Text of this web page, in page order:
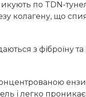
по TDN-
колагену, що
з фіброїну
і легко